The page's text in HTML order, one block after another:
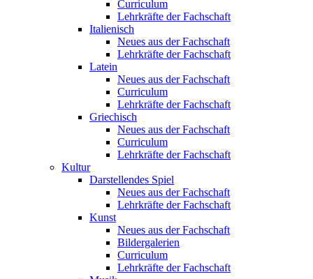
Curriculum
Lehrkräfte der Fachschaft
Italienisch
Neues aus der Fachschaft
Lehrkräfte der Fachschaft
Latein
Neues aus der Fachschaft
Curriculum
Lehrkräfte der Fachschaft
Griechisch
Neues aus der Fachschaft
Curriculum
Lehrkräfte der Fachschaft
Kultur
Darstellendes Spiel
Neues aus der Fachschaft
Lehrkräfte der Fachschaft
Kunst
Neues aus der Fachschaft
Bildergalerien
Curriculum
Lehrkräfte der Fachschaft